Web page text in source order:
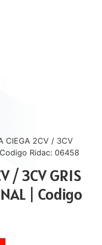
CIEGA 2CV / 3CV
Codigo Ridac: 06458
/ 3CV GRIS
| Codigo